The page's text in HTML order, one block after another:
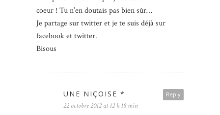
coeur ! Tu n’en doutais pas bien sûr…
Je partage sur twitter et je te suis déjà sur
facebook et twitter.
Bisous
Reply
UNE NIÇOISE *
22 octobre 2012 at 12 h 18 min